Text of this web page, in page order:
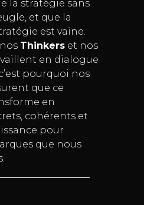
la stratégie sans
et que la
est vaine.
Thinkerset nos
en dialogue
pourquoi nos
que ce
en
cohérents et
pour
que nous